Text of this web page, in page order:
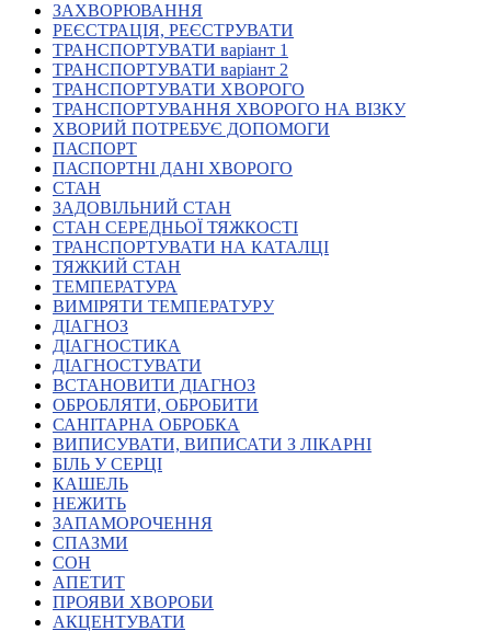
Всеукраїнська Рада голів обласних
організацій УТОГ
Всеукраїнська Рада ветеранів УТОГ
Всеукраїнська Рада перекладачів жестової
мови УТОГ
Всеукраїнська Рада директорів УТОГ
Молодіжні лідери УТОГ
Ветерани УТОГ
Мережа УТОГ
Підприємства УТОГ
Рекорди УТОГ
Видання УТОГ
Звіти
Посилання сторінок УТОГ
Контакти
Навчальні програми
Дошкільна освіта
Загальна освіта
Для абітурієнтів
Уроки
Українська жестова мова
Правознавство
Реєстр перекладачів жестової мови Українського
товариства глухих
Підготовка перекладачів
ЗАХВОРЮВАННЯ
РЕЄСТРАЦІЯ, РЕЄСТРУВАТИ
ТРАНСПОРТУВАТИ варіант 1
ТРАНСПОРТУВАТИ варіант 2
ТРАНСПОРТУВАТИ ХВОРОГО
ТРАНСПОРТУВАННЯ ХВОРОГО НА ВІЗКУ
ХВОРИЙ ПОТРЕБУЄ ДОПОМОГИ
ПАСПОРТ
ПАСПОРТНІ ДАНІ ХВОРОГО
СТАН
ЗАДОВІЛЬНИЙ СТАН
СТАН СЕРЕДНЬОЇ ТЯЖКОСТІ
ТРАНСПОРТУВАТИ НА КАТАЛЦІ
ТЯЖКИЙ СТАН
ТЕМПЕРАТУРА
ВИМІРЯТИ ТЕМПЕРАТУРУ
ДІАГНОЗ
ДІАГНОСТИКА
ДІАГНОСТУВАТИ
ВСТАНОВИТИ ДІАГНОЗ
ОБРОБЛЯТИ, ОБРОБИТИ
САНІТАРНА ОБРОБКА
ВИПИСУВАТИ, ВИПИСАТИ З ЛІКАРНІ
БІЛЬ У СЕРЦІ
КАШЕЛЬ
НЕЖИТЬ
ЗАПАМОРОЧЕННЯ
СПАЗМИ
СОН
АПЕТИТ
ПРОЯВИ ХВОРОБИ
АКЦЕНТУВАТИ